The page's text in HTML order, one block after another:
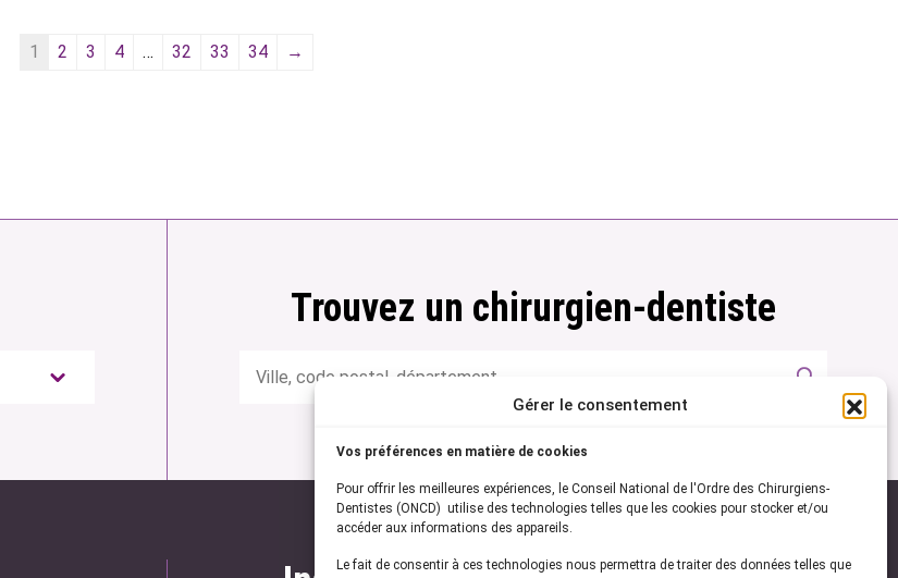
Gérer le consentement
Vos préférences en matière de cookies
Pour offrir les meilleures expériences, le Conseil National de l'Ordre des Chirurgiens-
Dentistes (ONCD) utilise des technologies telles que les cookies pour stocker et/ou
accéder aux informations des appareils.
Le fait de consentir à ces technologies nous permettra de traiter des données telles que
1 2 3 4 … 32 33 34 →
Trouvez un chirurgien-dentiste
Rechercher